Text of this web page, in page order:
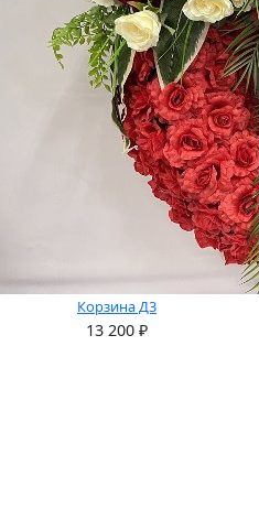
Корзина Д3
13 200 ₽